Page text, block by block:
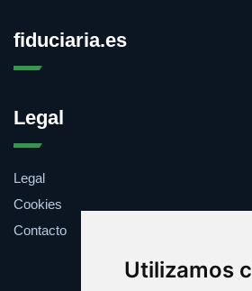
Utilizamos
fiduciaria.es
Legal
Legal
Cookies
Contacto